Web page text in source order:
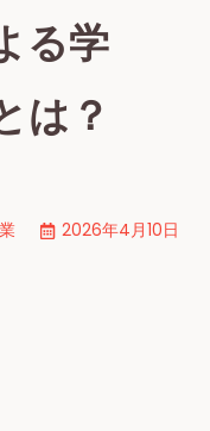
る学
は？
2026年4月10日